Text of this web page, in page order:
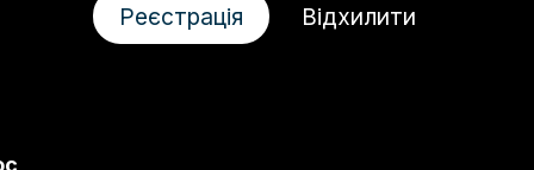
Реєстрація Відхилити